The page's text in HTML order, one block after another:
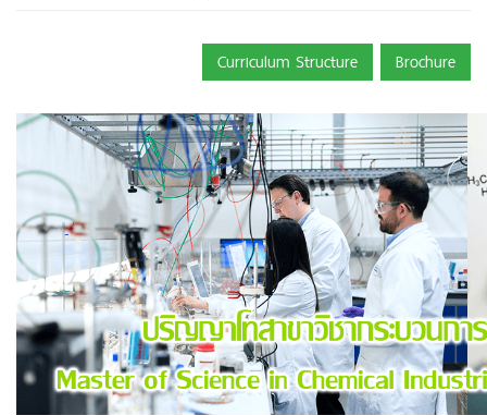
Curriculum Structure Brochure